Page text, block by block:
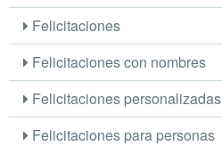
Felicitaciones
Felicitaciones con nombres
Felicitaciones personalizadas
Felicitaciones para personas